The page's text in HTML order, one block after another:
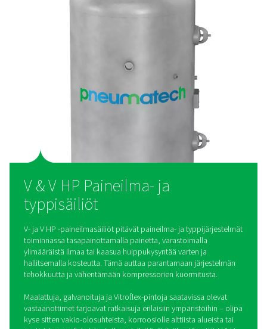
PLUG & PLAY -ASENNUS
Kattava ja helppo
Varaajat toimitetaan vakioliitäntäsarjalla (enintään 3 000
sisältää tärkeitä komponentteja, kuten painemittarin,
ja palloventtiilit nopeaa asennusta varten.